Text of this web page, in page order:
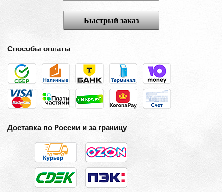
Быстрый заказ
Способы оплаты
Доставка по России и за границу